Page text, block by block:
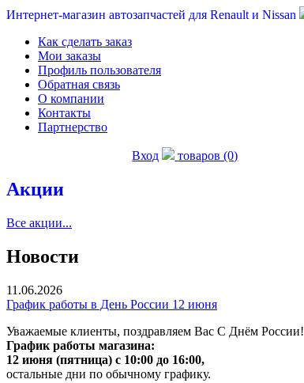
Интернет-магазин автозапчастей для Renault и Nissan
Как сделать заказ
Мои заказы
Профиль пользователя
Обратная связь
О компании
Контакты
Партнерство
Вход товаров (0)
Акции
Все акции...
Новости
11.06.2026
График работы в День России 12 июня
Уважаемые клиенты, поздравляем Вас С Днём России!
График работы магазина:
12 июня (пятница) с 10:00 до 16:00,
остальные дни по обычному графику.